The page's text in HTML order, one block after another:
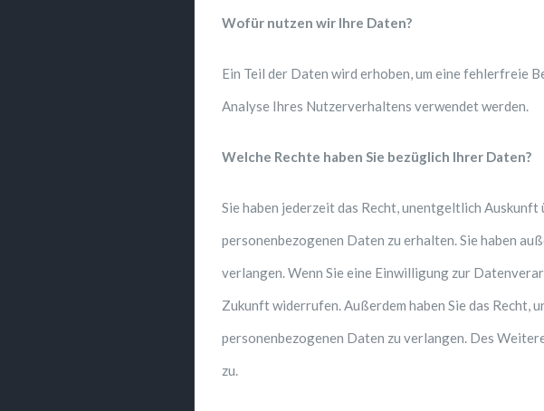
Wofür nutzen wir Ihre Daten?
Ein Teil der Daten wird erhoben, um eine fehlerfreie
Analyse Ihres Nutzerverhaltens verwendet werden.
Welche Rechte haben Sie bezüglich Ihrer Daten?
Sie haben jederzeit das Recht, unentgeltlich
personenbezogenen Daten zu erhalten. Sie haben
verlangen. Wenn Sie eine Einwilligung zur
Zukunft widerrufen. Außerdem haben Sie das Recht,
personenbezogenen Daten zu verlangen. Des
zu.